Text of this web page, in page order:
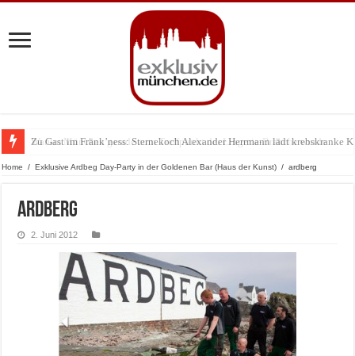
Zu Gast im Fränk’ness: Sternekoch Alexander Herrmann lädt krebskranke
Warum München gerade zum Treffpunkt der Lingerie-Branche wurde
Home / Exklusive Ardbeg Day-Party in der Goldenen Bar (Haus der Kunst) / ardberg
ardberg
2. Juni 2012